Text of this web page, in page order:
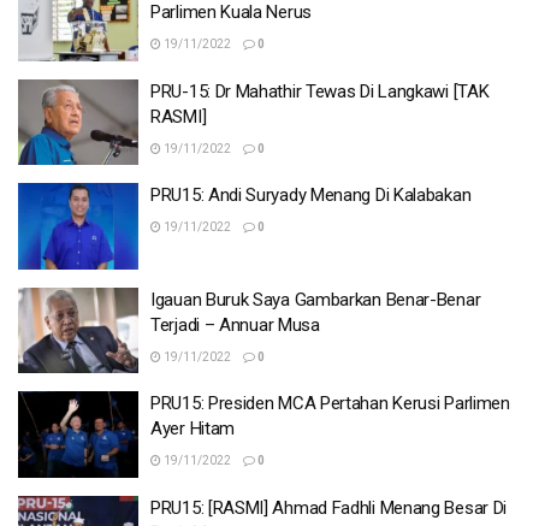
Parlimen Kuala Nerus
19/11/2022 0
PRU-15: Dr Mahathir Tewas Di Langkawi [TAK
RASMI]
19/11/2022 0
PRU15: Andi Suryady Menang Di Kalabakan
19/11/2022 0
Igauan Buruk Saya Gambarkan Benar-Benar
Terjadi – Annuar Musa
19/11/2022 0
PRU15: Presiden MCA Pertahan Kerusi Parlimen
Ayer Hitam
19/11/2022 0
PRU15: [RASMI] Ahmad Fadhli Menang Besar Di